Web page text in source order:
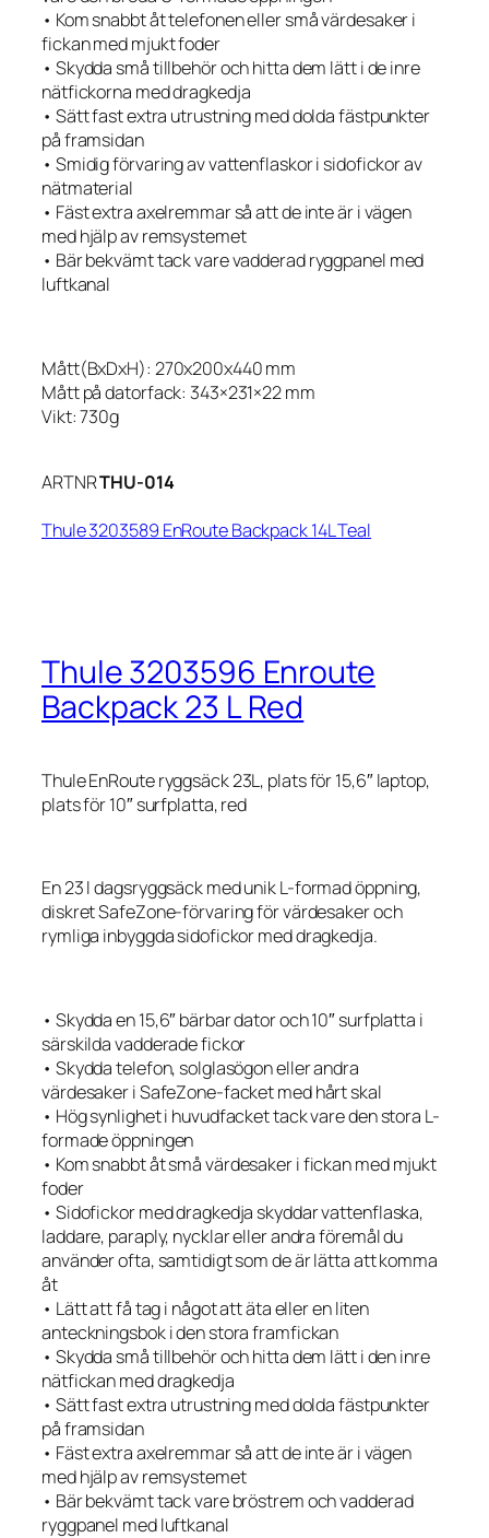
• Kom snabbt åt telefonen eller små värdesaker i
fickan med mjukt foder
• Skydda små tillbehör och hitta dem lätt i de inre
nätfickorna med dragkedja
• Sätt fast extra utrustning med dolda fästpunkter
på framsidan
• Smidig förvaring av vattenflaskor i sidofickor av
nätmaterial
• Fäst extra axelremmar så att de inte är i vägen
med hjälp av remsystemet
• Bär bekvämt tack vare vadderad ryggpanel med
luftkanal
Mått(BxDxH): 270x200x440 mm
Mått på datorfack: 343×231×22 mm
Vikt: 730g
ARTNRTHU-014
Thule 3203589 EnRoute Backpack 14L Teal
Thule 3203596 Enroute
Backpack 23 L Red
Thule EnRoute ryggsäck 23L, plats för 15,6″ laptop,
plats för 10″ surfplatta, red
En 23 l dagsryggsäck med unik L-formad öppning,
diskret SafeZone-förvaring för värdesaker och
rymliga inbyggda sidofickor med dragkedja.
• Skydda en 15,6″ bärbar dator och 10″ surfplatta i
särskilda vadderade fickor
• Skydda telefon, solglasögon eller andra
värdesaker i SafeZone-facket med hårt skal
• Hög synlighet i huvudfacket tack vare den stora L-
formade öppningen
• Kom snabbt åt små värdesaker i fickan med mjukt
foder
• Sidofickor med dragkedja skyddar vattenflaska,
laddare, paraply, nycklar eller andra föremål du
använder ofta, samtidigt som de är lätta att komma
åt
• Lätt att få tag i något att äta eller en liten
anteckningsbok i den stora framfickan
• Skydda små tillbehör och hitta dem lätt i den inre
nätfickan med dragkedja
• Sätt fast extra utrustning med dolda fästpunkter
på framsidan
• Fäst extra axelremmar så att de inte är i vägen
med hjälp av remsystemet
• Bär bekvämt tack vare bröstrem och vadderad
ryggpanel med luftkanal